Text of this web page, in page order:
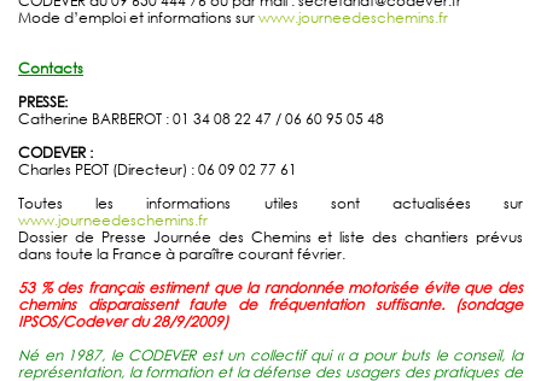
Mode d’emploi et informations surwww.journeedeschemins.fr
Contacts
PRESSE:
Catherine BARBEROT : 01 34 08 22 47 / 06 60 95 05 48
CODEVER :
Charles PEOT (Directeur) : 06 09 02 77 61
Toutes les informations utiles sont actualisées sur
www.journeedeschemins.fr
Dossier de Presse Journée des Chemins et liste des chantiers prévus
dans toute la France à paraître courant février.
53 % des français estiment que la randonnée motorisée évite que des
chemins disparaissent faute de fréquentation suffisante. (sondage
IPSOS/Codever du 28/9/2009)
Né en 1987, le CODEVER est un collectif qui « a pour buts le conseil, la
représentation, la formation et la défense des usagers des pratiques de